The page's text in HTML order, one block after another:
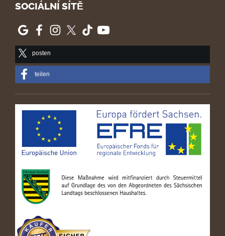
SOCIÁLNÍ SÍTĚ
posten
teilen